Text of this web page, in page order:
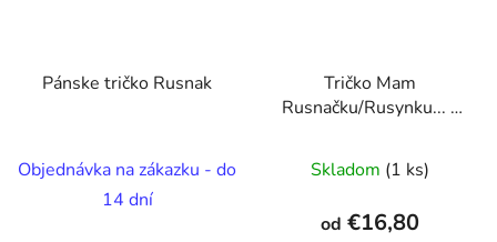
Pánske tričko Rusnak
Objednávka na zákazku - do
14 dní
Tričko Mam
Rusnačku/Rusynku... a
Skladom (1 ks)
od €16,80